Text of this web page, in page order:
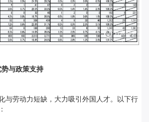
与政策支持
与劳动力短缺，大力吸引外国人才。以下行